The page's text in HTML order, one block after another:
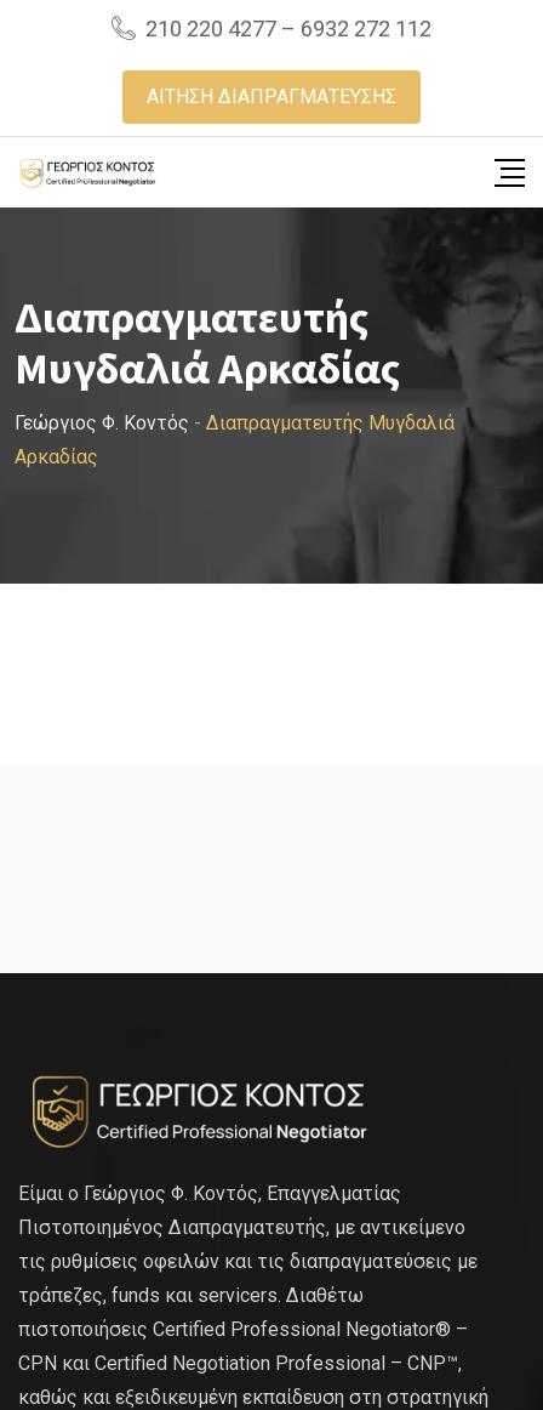
210 220 4277 – 6932 272 112
ΑΙΤΗΣΗ ΔΙΑΠΡΑΓΜΑΤΕΥΣΗΣ
Διαπραγματευτής
Μυγδαλιά Αρκαδίας
Γεώργιος Φ. Κοντός - Διαπραγματευτής Μυγδαλιά
Αρκαδίας
Είμαι ο Γεώργιος Φ. Κοντός, Επαγγελματίας
Πιστοποιημένος Διαπραγματευτής, με αντικείμενο
τις ρυθμίσεις οφειλών και τις διαπραγματεύσεις με
τράπεζες, funds και servicers. Διαθέτω
πιστοποιήσεις Certified Professional Negotiator® –
CPN και Certified Negotiation Professional – CNP™,
καθώς και εξειδικευμένη εκπαίδευση στη στρατηγική